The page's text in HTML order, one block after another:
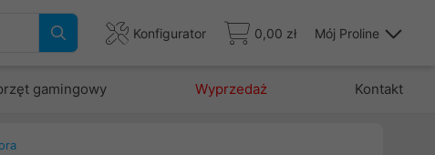
Konfigurator 0,00 zł Mój Proline
gamingowy Wyprzedaż Kontakt